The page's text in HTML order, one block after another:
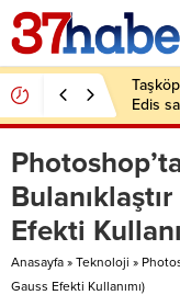
Edis
Efekti
Anasayfa » Teknoloji »
Gauss Efekti Kullanımı)